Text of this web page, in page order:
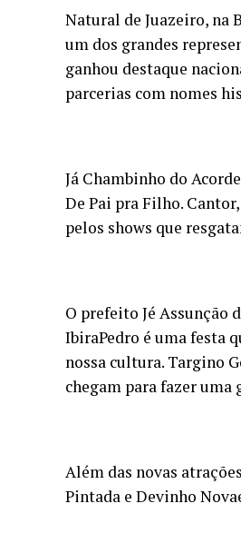
Natural de Juazeiro, na
um dos grandes
ganhou destaque
parcerias com nomes
Já Chambinho do
De Pai pra Filho.
pelos shows que
O prefeito Jé Assunção
IbiraPedro é uma festa
nossa cultura. Targino
chegam para fazer uma
Além das novas
Pintada e Devinho